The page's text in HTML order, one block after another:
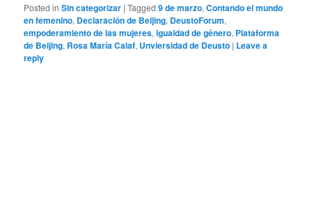
Posted in Sin categorizar |Tagged 9 de marzo,Contando el mundo
en femenino, Declaración de Beijing, DeustoForum,
empoderamiento de las mujeres,igualdad de género, Plataforma
de Beijing, Rosa María Calaf, Unviersidad de Deusto | Leave a
reply